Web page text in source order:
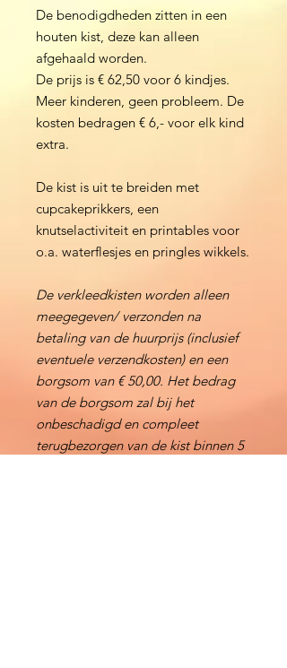
De benodigdheden zitten in een
houten kist, deze kan alleen
afgehaald worden.
De prijs is € 62,50 voor 6 kindjes.
Meer kinderen, geen probleem. De
kosten bedragen € 6,- voor elk kind
extra.
De kist is uit te breiden met
cupcakeprikkers, een
knutselactiviteit en printables voor
o.a. waterflesjes en pringles wikkels.
De verkleedkisten worden alleen
meegegeven/ verzonden na
betaling van de huurprijs (inclusief
eventuele verzendkosten) en een
borgsom van € 50,00. Het bedrag
van de borgsom zal bij het
onbeschadigd en compleet
terugbezorgen van de kist binnen 5